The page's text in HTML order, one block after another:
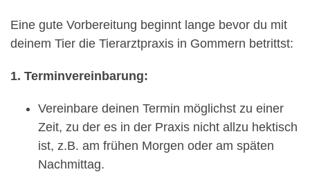
Eine gute Vorbereitung beginnt lange bevor du mit
deinem Tier die Tierarztpraxis in Gommern betrittst:
1. Terminvereinbarung:
Vereinbare deinen Termin möglichst zu einer
Zeit, zu der es in der Praxis nicht allzu hektisch
ist, z.B. am frühen Morgen oder am späten
Nachmittag.